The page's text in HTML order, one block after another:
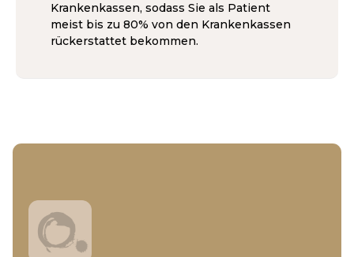
Krankenkassen, sodass Sie als Patient
meist bis zu 80% von den Krankenkassen
rückerstattet bekommen.